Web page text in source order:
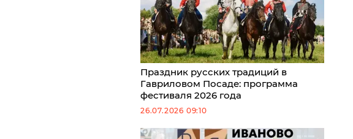
Праздник русских традиций в
Гавриловом Посаде: программа
фестиваля 2026 года
26.07.2026 09:10